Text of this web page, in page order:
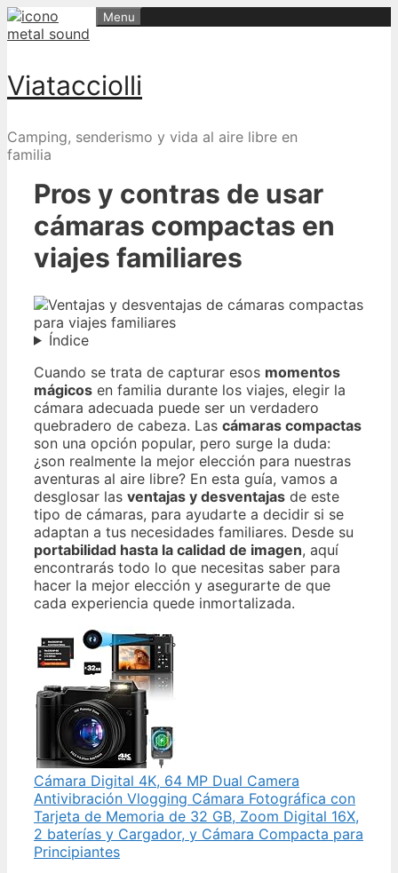
Skip
to
Viatacciolli
Camping, senderismo y vida al aire libre en
familia
Menu
Pros y contras de usar
cámaras compactas en
viajes familiares
Índice
Cuando se trata de capturar esos momentos
mágicos en familia durante los viajes, elegir la
cámara adecuada puede ser un verdadero
quebradero de cabeza. Las cámaras compactas
son una opción popular, pero surge la duda:
¿son realmente la mejor elección para nuestras
aventuras al aire libre? En esta guía, vamos a
desglosar las ventajas y desventajas de este
tipo de cámaras, para ayudarte a decidir si se
adaptan a tus necesidades familiares. Desde su
portabilidad hasta la calidad de imagen, aquí
encontrarás todo lo que necesitas saber para
hacer la mejor elección y asegurarte de que
cada experiencia quede inmortalizada.
Cámara Digital 4K, 64 MP Dual Camera
Antivibración Vlogging Cámara Fotográfica con
Tarjeta de Memoria de 32 GB, Zoom Digital 16X,
2 baterías y Cargador, y Cámara Compacta para
Principiantes